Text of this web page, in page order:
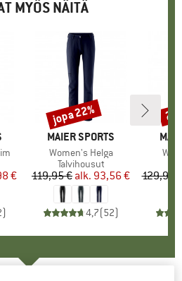
MYÖS NÄITÄ
hinta
€
)
MERKKI
MAIER SPORTS
Tuote
Women's Helga
Tuoteryhmä
Talvihousut
Hinta
119,95 € Alennettu hinta
alk. 93,56 €
4,7(52)
Alennus
jopa 22%
129,95